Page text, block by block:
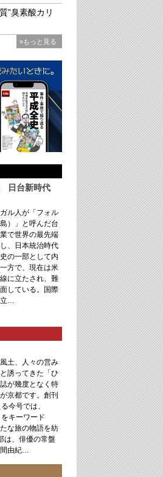
”臭素酸カリ
»もっと見る
日台新時代
ル人が「フォル
）」と呼んだ台
で世界の最先端
、日本統治時代
の一部として内
方で、現在は米
に立たされ、難
している。国際
立…
土、人々の営み
誘ってきた「ひ
が幾度となく特
京都です。創刊
今号では、
をキーワード
な旅の物語を紡
は、俳優の常盤
由紀…